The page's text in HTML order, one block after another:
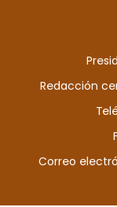
Redacción
Correo